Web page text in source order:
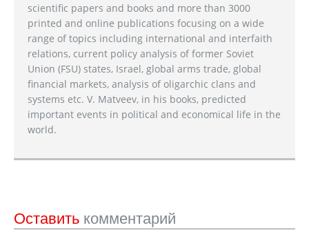
scientific papers and books and more than 3000
printed and online publications focusing on a wide
range of topics including international and interfaith
relations, current policy analysis of former Soviet
Union (FSU) states, Israel, global arms trade, global
financial markets, analysis of oligarchic clans and
systems etc. V. Matveev, in his books, predicted
important events in political and economical life in the
world.
Оставить комментарий